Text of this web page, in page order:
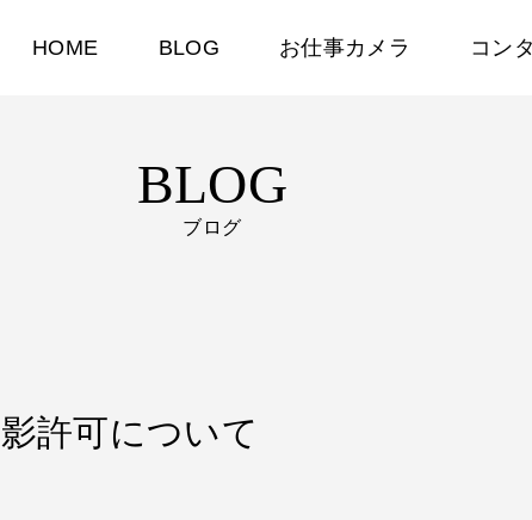
HOME BLOG お仕事カメラ コン
BLOG
ブログ
許可について